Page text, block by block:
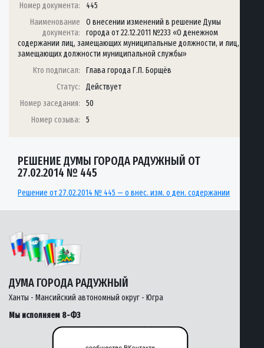
Номер документа:
445
Наименование
документа:
О внесении изменений в решение Думы
города от 22.12.2011 №233 «О денежном
содержании лиц, замещающих муниципальные должности, и лиц,
замещающих должности муниципальной службы»
Кто подписал:
Глава города Г.П. Борщёв
Статус:
Действует
Номер заседания:
50
Номер созыва:
5
РЕШЕНИЕ ДУМЫ ГОРОДА РАДУЖНЫЙ ОТ
27.02.2014 № 445
Решение от 27.02.2014 № 445 — о внес. изм. о ден. содержании
ДУМА ГОРОДА РАДУЖНЫЙ
Ханты - Мансийский автономный округ - Югра
Мы исполняем 8-ФЗ